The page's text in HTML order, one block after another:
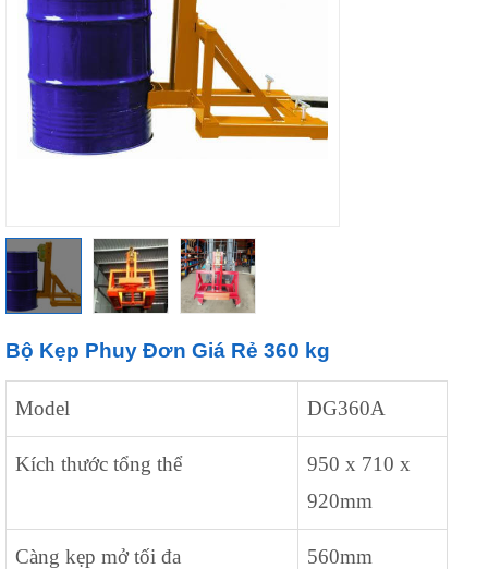
Bộ Kẹp Phuy Đơn Giá Rẻ 360 kg
Model DG360A
Kích thước tổng thể
950 x 710 x
920mm
Càng kẹp mở tối đa 560mm